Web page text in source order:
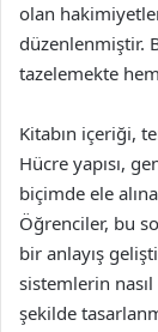
olan
düzenlenmiştir.
tazelemekte
Kitabın içeriği,
Hücre yapısı,
biçimde ele
Öğrenciler, bu
bir anlayış
sistemlerin nasıl
şekilde